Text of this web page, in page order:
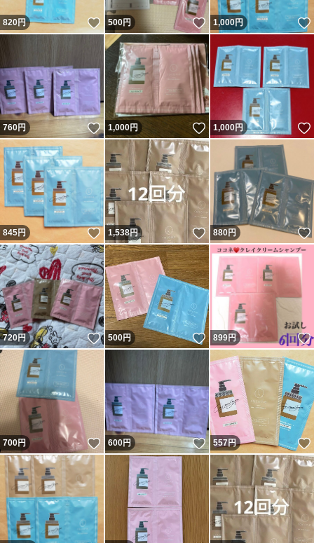
820円 いいね！
500円 いいね！
1,000円
760円 いいね！
1,000円 いいね！
1,000円
845円 いいね！
1,538円 いいね！
880円
720円 いいね！
500円 いいね！
899円
700円 いいね！
600円 いいね！
557 円